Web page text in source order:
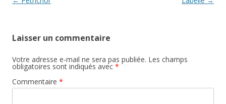
Laisser un commentaire
Votre adresse e-mail ne sera pas publiée. Les champs
obligatoires sont indiqués avec *
Commentaire *